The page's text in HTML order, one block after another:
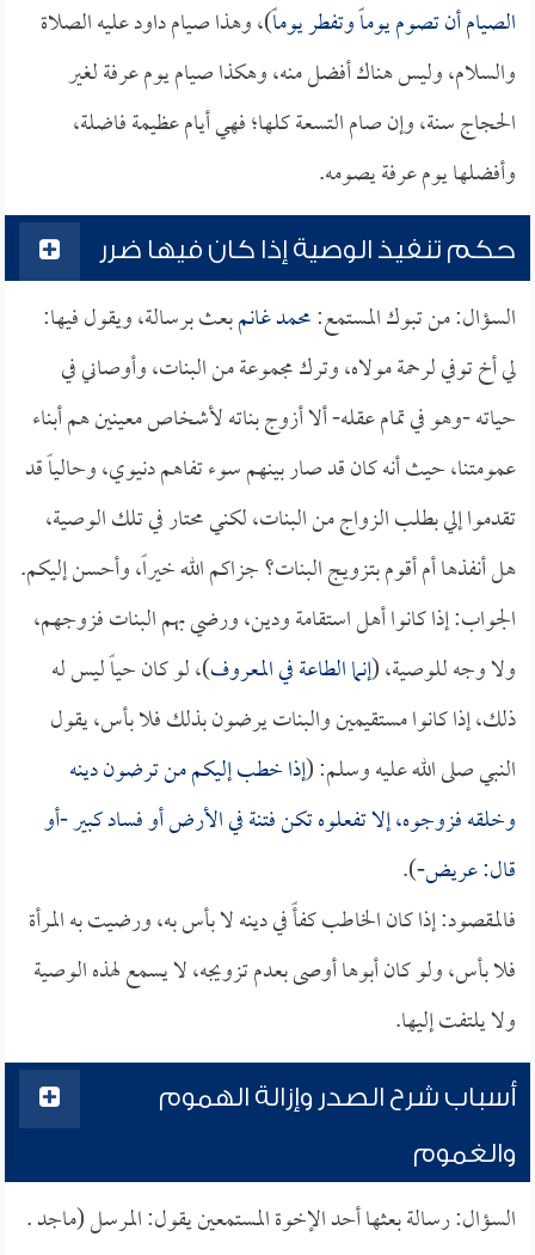
الصيام أن تصوم يوماً وتفطر يوماً)، وهذا صيام داود عليه الصلاة
والسلام، وليس هناك أفضل منه، وهكذا صيام يوم عرفة لغير
الحجاج سنة، وإن صام التسعة كلها؛ فهي أيام عظيمة فاضلة،
وأفضلها يوم عرفة يصومه.
حكم تنفيذ الوصية إذا كان فيها ضرر
السؤال: من تبوك المستمع:محمد غانمبعث برسالة، ويقول فيها:
لي أخ توفي لرحمة مولاه، وترك مجموعة من البنات، وأوصاني في
حياته -وهو في تمام عقله- ألا أزوج بناته لأشخاص معينين هم أبناء
عمومتنا، حيث أنه كان قد صار بينهم سوء تفاهم دنيوي، وحالياً قد
تقدموا إلي بطلب الزواج من البنات، لكني محتار في تلك الوصية،
هل أنفذها أم أقوم بتزويج البنات؟ جزاكم الله خيراً، وأحسن إليكم.
الجواب: إذا كانوا أهل استقامة ودين، ورضي بهم البنات فزوجهم،
ولا وجه للوصية، (إنما الطاعة في المعروف)، لو كان حياً ليس له
ذلك، إذا كانوا مستقيمين والبنات يرضون بذلك فلا بأس، يقول
النبي صلى الله عليه وسلم: (إذا خطب إليكم من ترضون دينه
وخلقه فزوجوه، إلا تفعلوه تكن فتنة في الأرض أو فساد كبير -أو
قال: عريض-).
فالمقصود: إذا كان الخاطب كفأً في دينه لا بأس به، ورضيت به المرأة
فلا بأس، ولو كان أبوها أوصى بعدم تزويجه، لا يسمع لهذه الوصية
ولا يلتفت إليها.
أسباب شرح الصدر وإزالة الهموم
والغموم
السؤال: رسالة بعثها أحد الإخوة المستمعين يقول: المرسل (ماجد .